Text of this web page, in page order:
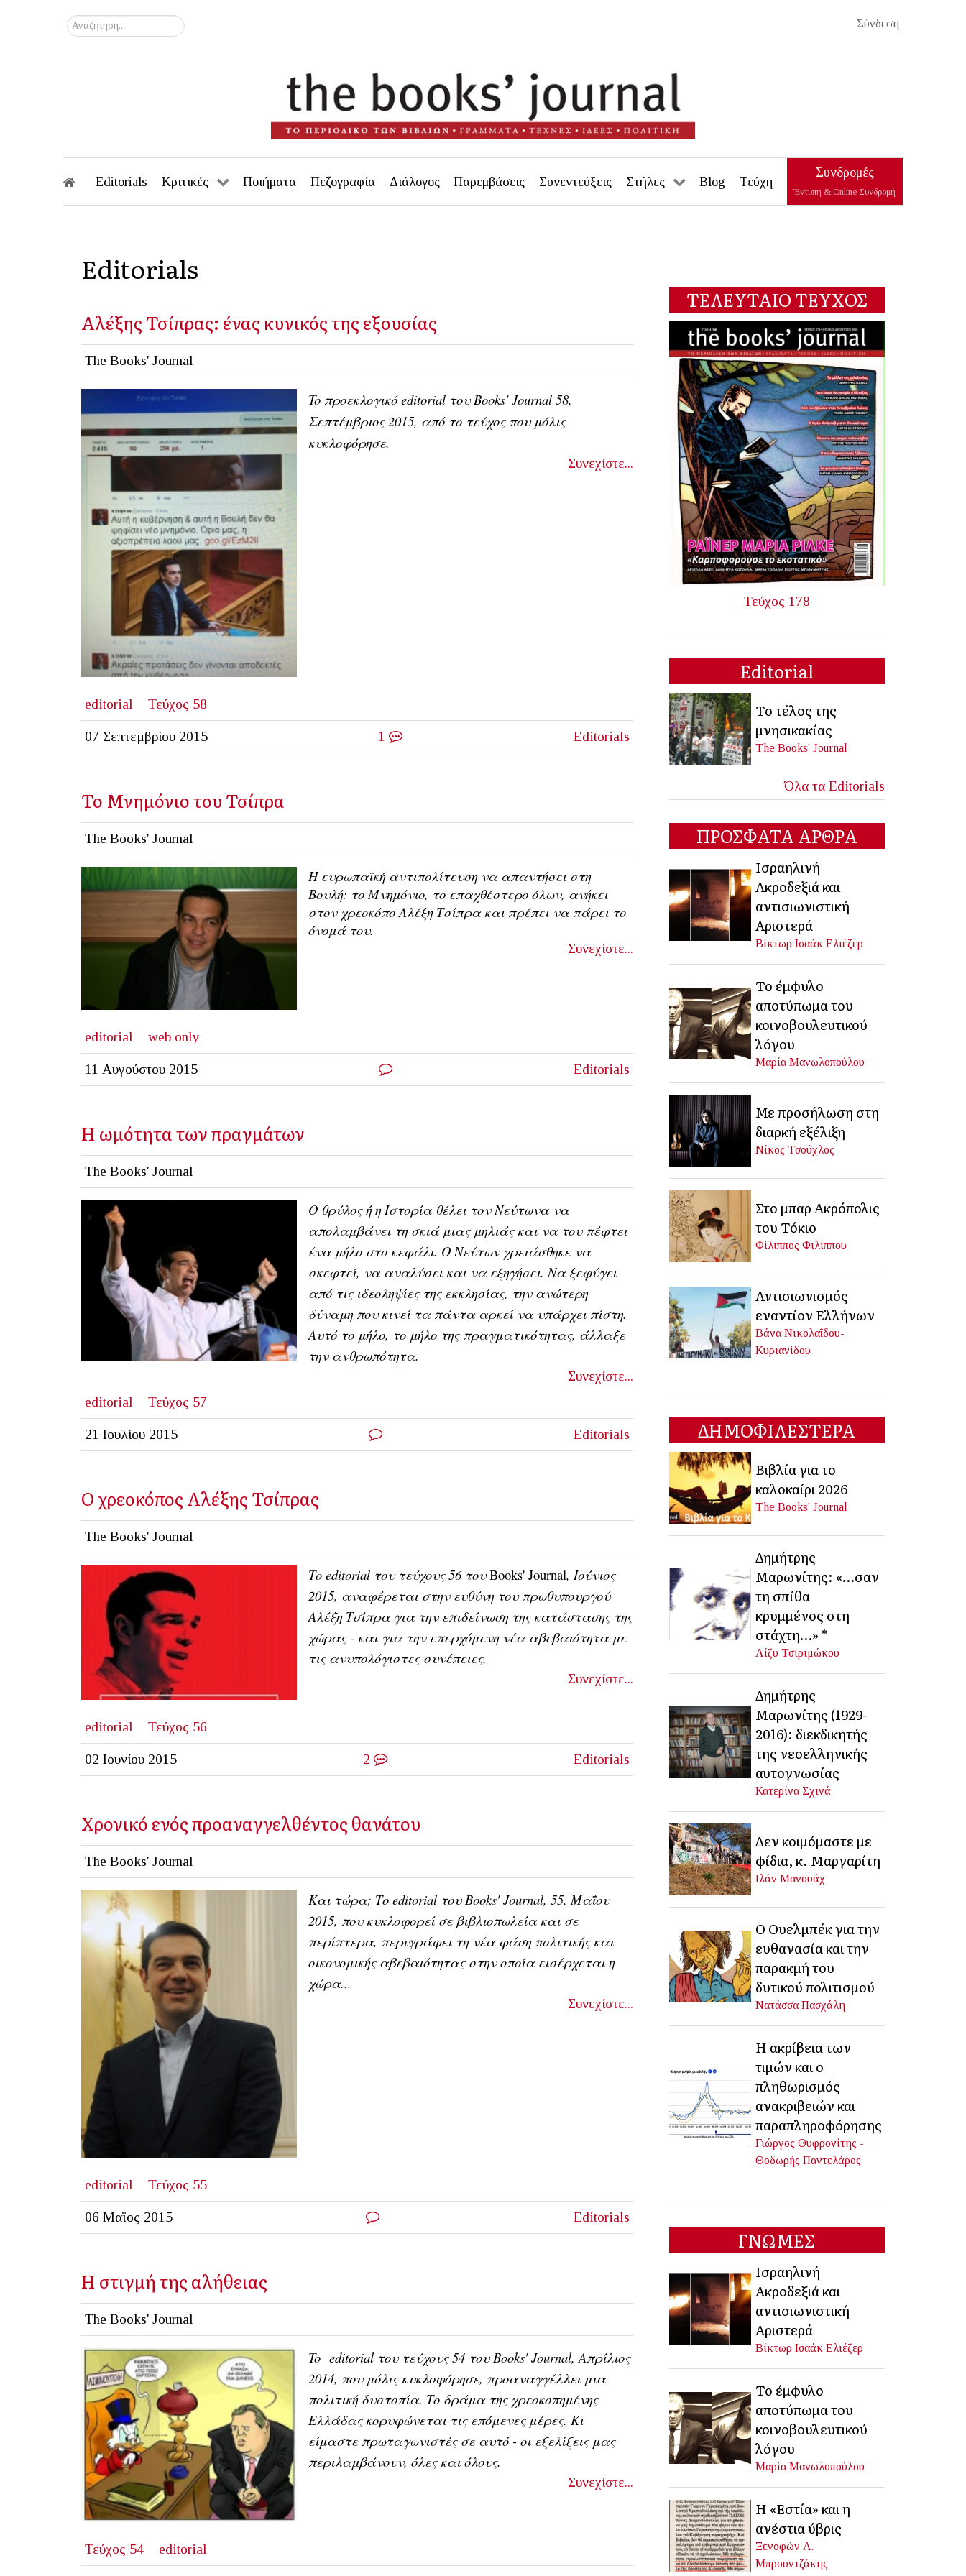
Σύνδεση
Αναζήτηση...
Editorials Κριτικές Ποιήματα Πεζογραφία Διάλογος Παρεμβάσεις Συνεντεύξεις Στήλες Blog Τεύχη
Συνδρομές
Έντυπη & Online Συνδρομή
Editorials
Αλέξης Τσίπρας: ένας κυνικός της εξουσίας
The Books' Journal
To προεκλογικό editorial του Books' Journal 58,
Σεπτέμβριος 2015, από το τεύχος που μόλις
κυκλοφόρησε.
Συνεχίστε...
editorial Τεύχος 58
07 Σεπτεμβρίου 2015 1 Editorials
Το Μνημόνιο του Τσίπρα
The Books' Journal
H ευρωπαϊκή αντιπολίτευση να απαντήσει στη
Βουλή: το Μνημόνιο, το επαχθέστερο όλων, ανήκει
στον χρεοκόπο Αλέξη Τσίπρα και πρέπει να πάρει το
όνομά του.
Συνεχίστε...
editorial web only
11 Αυγούστου 2015 Editorials
Η ωμότητα των πραγμάτων
The Books' Journal
Ο θρύλος ή η Ιστορία θέλει τον Νεύτωνα να
απολαμβάνει τη σκιά μιας μηλιάς και να του πέφτει
ένα μήλο στο κεφάλι. Ο Νεύτων χρειάσθηκε να
σκεφτεί, να αναλύσει και να εξηγήσει. Να ξεφύγει
από τις ιδεοληψίες της εκκλησίας, την ανώτερη
δύναμη που κινεί τα πάντα αρκεί να υπάρχει πίστη.
Αυτό το μήλο, το μήλο της πραγματικότητας, άλλαξε
την ανθρωπότητα.
Συνεχίστε...
editorial
Τεύχος 57
21 Ιουλίου 2015 Editorials
Ο χρεοκόπος Αλέξης Τσίπρας
The Books' Journal
Το editorial του τεύχους 56 τουBooks' Journal, Ιούνιος
2015, αναφέρεται στην ευθύνη του πρωθυπουργού
Αλέξη Τσίπρα για την επιδείνωση της κατάστασης της
χώρας - και για την επερχόμενη νέα αβεβαιότητα με
τις ανυπολόγιστες συνέπειες.
Συνεχίστε...
editorial Τεύχος 56
02 Ιουνίου 2015 2 Editorials
Χρονικό ενός προαναγγελθέντος θανάτου
The Books' Journal
Και τώρα; Το editorial του Books' Journal, 55, Μαΐου
2015, που κυκλοφορεί σε βιβλιοπωλεία και σε
περίπτερα, περιγράφει τη νέα φάση πολιτικής και
οικονομικής αβεβαιότητας στην οποία εισέρχεται η
χώρα...
Συνεχίστε...
editorial Τεύχος 55
06 Μαϊος 2015 Editorials
Η στιγμή της αλήθειας
The Books' Journal
To editorial του τεύχους 54 του Books' Journal, Απρίλιος
2014, που μόλις κυκλοφόρησε, προαναγγέλλει μια
πολιτική δυστοπία. Το δράμα της χρεοκοπημένης
Ελλάδας κορυφώνεται τις επόμενες μέρες. Κι
είμαστε πρωταγωνιστές σε αυτό - οι εξελίξεις μας
περιλαμβάνουν, όλες και όλους.
Συνεχίστε...
Τεύχος 54 editorial
ΤΕΛΕΥΤΑΙΟ ΤΕΥΧΟΣ
Τεύχος 178
Editorial
Το τέλος της
μνησικακίας
The Books' Journal
Όλα τα Editorials
ΠΡΟΣΦΑΤΑ ΑΡΘΡΑ
Ισραηλινή
Ακροδεξιά και
αντισιωνιστική
Αριστερά
Βίκτωρ Ισαάκ Ελιέζερ
Το έμφυλο
αποτύπωμα του
κοινοβουλευτικού
λόγου
Μαρία Μανωλοπούλου
Με προσήλωση στη
διαρκή εξέλιξη
Νίκος Τσούχλος
Στο μπαρ Ακρόπολις
του Τόκιο
Φίλιππος Φιλίππου
Αντισιωνισμός
εναντίον Ελλήνων
Βάνα Νικολαΐδου-
Κυριανίδου
ΔΗΜΟΦΙΛΕΣΤΕΡΑ
Βιβλία για το
καλοκαίρι 2026
The Books' Journal
Δημήτρης
Μαρωνίτης: «…σαν
τη σπίθα
κρυμμένος στη
στάχτη…» *
Λίζυ Τσιριμώκου
Δημήτρης
Μαρωνίτης (1929-
2016): διεκδικητής
της νεοελληνικής
αυτογνωσίας
Κατερίνα Σχινά
Δεν κοιμόμαστε με
φίδια, κ. Μαργαρίτη
Ιλάν Μανουάχ
Ο Ουελμπέκ για την
ευθανασία και την
παρακμή του
δυτικού πολιτισμού
Νατάσσα Πασχάλη
Η ακρίβεια των
τιμών και ο
πληθωρισμός
ανακριβειών και
παραπληροφόρησης
Γιώργος Θυφρονίτης -
Θοδωρής Παντελάρος
ΓΝΩΜΕΣ
Ισραηλινή
Ακροδεξιά και
αντισιωνιστική
Αριστερά
Βίκτωρ Ισαάκ Ελιέζερ
Το έμφυλο
αποτύπωμα του
κοινοβουλευτικού
λόγου
Μαρία Μανωλοπούλου
Η «Εστία» και η
ανέστια ύβρις
Ξενοφών Α.
Μπρουντζάκης